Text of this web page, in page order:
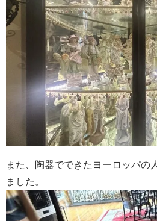
また、陶器でできたヨーロッパの
ました。